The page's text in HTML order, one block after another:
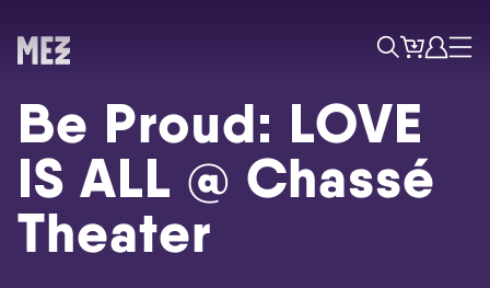
ZoekTicketsAccount
Menu
Be Proud: LOVE
IS ALL @ Chassé
Theater